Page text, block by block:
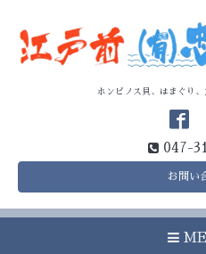
ホンビノス貝、はまぐり
047-
お問い